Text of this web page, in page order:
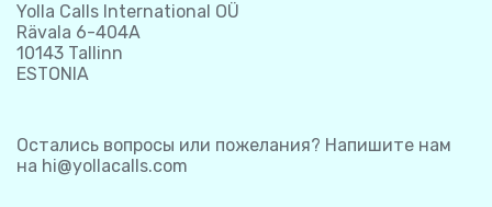
Yolla Calls International OÜ
Rävala 6-404A
10143 Tallinn
ESTONIA
Остались вопросы или пожелания? Напишите нам
на hi@yollacalls.com